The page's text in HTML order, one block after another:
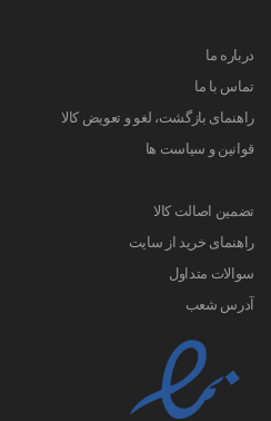
درباره ما
تماس با ما
راهنمای بازگشت، لغو و تعویض کالا
قوانین و سیاست ها
تضمین اصالت کالا
راهنمای خرید از سایت
سوالات متداول
آدرس شعب